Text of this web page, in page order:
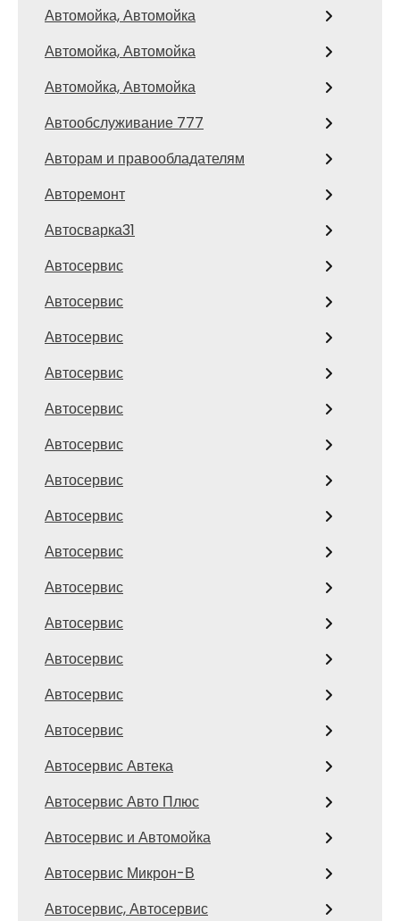
Автомойка, Автомойка
Автомойка, Автомойка
Автомойка, Автомойка
Автообслуживание 777
Авторам и правообладателям
Авторемонт
Автосварка31
Автосервис
Автосервис
Автосервис
Автосервис
Автосервис
Автосервис
Автосервис
Автосервис
Автосервис
Автосервис
Автосервис
Автосервис
Автосервис
Автосервис
Автосервис Автека
Автосервис Авто Плюс
Автосервис и Автомойка
Автосервис Микрон-В
Автосервис, Автосервис